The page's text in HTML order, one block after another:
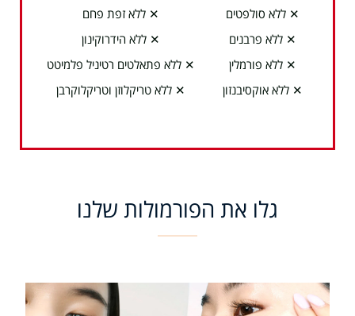
✕ ללא סולפטים
✕ ללא פרבנים
✕ ללא פורמלין
✕ ללא אוקסיבנזון
✕ ללא זפת פחם
✕ ללא הידרוקינון
✕ ללא פתאלטים רטיניל פלמיטט
✕ ללא טריקלוזן וטריקלוקרבן
גלו את הפורמולות שלנו